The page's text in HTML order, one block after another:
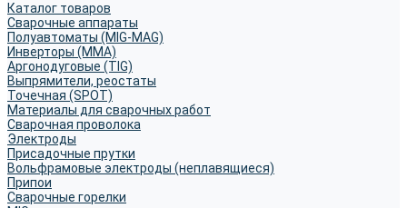
Каталог товаров
Сварочные аппараты
Полуавтоматы (MIG-MAG)
Инверторы (MMA)
Аргонодуговые (TIG)
Выпрямители, реостаты
Точечная (SPOT)
Материалы для сварочных работ
Сварочная проволока
Электроды
Присадочные прутки
Вольфрамовые электроды (неплавящиеся)
Припои
Сварочные горелки